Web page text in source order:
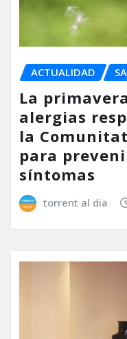
ACTUALIDAD
La
alergias
la
para
síntomas
torrent al dia